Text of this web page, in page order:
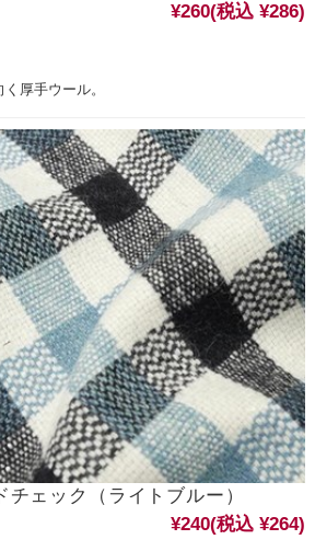
¥260(税込 ¥286)
厚手ウール。
ェック（ライトブルー）
¥240(税込 ¥264)